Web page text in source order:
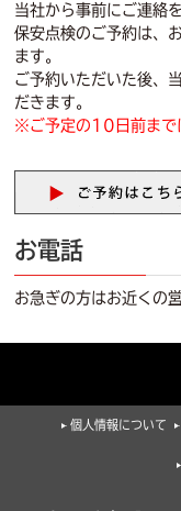
当社から事前にご連絡
保安点検のご予約は、
ます。
ご予約いただいた後、
だきます。
※ご予定の10日前まで
お電話
お急ぎの方はお近くの
個人情報について